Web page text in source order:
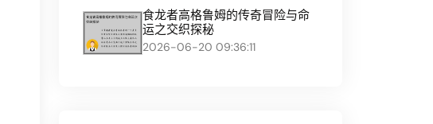
食龙者高格鲁姆的传奇冒险与命
运之交织探秘
2026-06-20 09:36:11